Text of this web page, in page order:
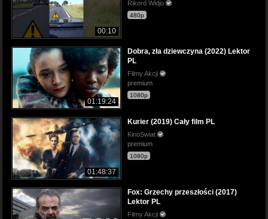
00:10
Rikord Widjo
480p
01:19:24
Dobra, zła dziewczyna (2022) Lektor
PL
Filmy Akcji
premium
1080p
01:48:37
Kurier (2019) Cały film PL
KinoSwiat
premium
1080p
Fox: Grzechy przeszłości (2017)
Lektor PL
Filmy Akcji